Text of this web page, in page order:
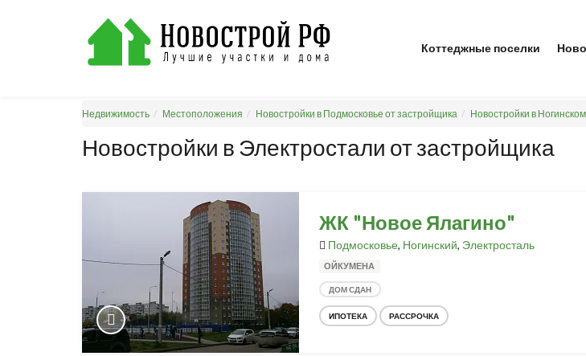
Коттеджные поселки
Недвижимость Местоположения Новостройки в Подмосковье от застройщика Новостройки в
Новостройки в Электростали от застройщика
ЖК "Новое Ялагино"
Подмосковье, Ногинский, Электросталь
ОЙКУМЕНА
ДОМ СДАН
ИПОТЕКА РАССРОЧКА